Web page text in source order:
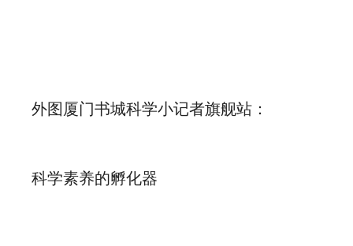
外图厦门书城科学小记者旗舰站：
科学素养的孵化器